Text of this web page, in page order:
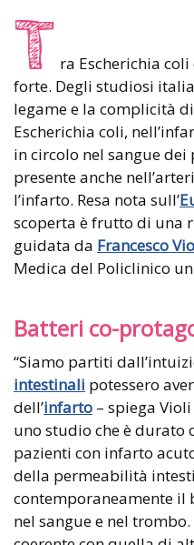
T ra Escherichia
forte. Degli studiosi
legame e la complicità
Escherichia coli,
in circolo nel sangue
presente anche
l’infarto. Resa nota sull’
scoperta è frutto di una
guidata da Francesco
Medica del Policlinico
Batteri co-
“Siamo partiti
intestinali potessero
dell’infarto – spiega
uno studio che è durato
pazienti con infarto
della permeabilità
contemporaneamente il
nel sangue e nel